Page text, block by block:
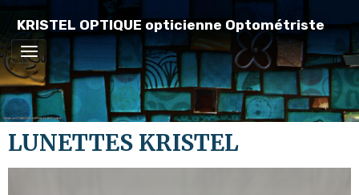
KRISTEL OPTIQUE opticienne Optométriste
LUNETTES KRISTEL